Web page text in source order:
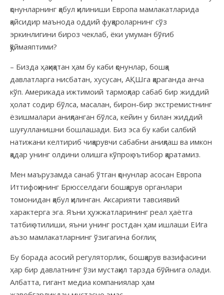
қонунларнинг қабул қилиниши Европа мамлакатларида
қайсидир маънода оддий фуқароларнинг сўз
эркинлигини бироз чеклаб, ёки умуман бўғиб
қўймаяптими?
– Бизда ҳақиқатан ҳам бу каби қонунлар, бошқа
давлатларга нисбатан, хусусан, АҚШга қараганда анча
кўп. Америкада ижтимоий тармоқлар сабаб бир жиддий
ҳолат содир бўлса, масалан, бирон-бир экстремистнинг
ёзишмалари аниқланган бўлса, кейин у билан жиддий
шуғулланишни бошлашади. Биз эса бу каби салбий
натижани келтириб чиқарувчи сабабни аниқлаш ва имкон
қадар унинг олдини олишга кўпроқ эътибор қаратамиз.
Мен маърузамда санаб ўтган қонунлар асосан Европа
Иттифоқининг Брюсселдаги бошқарув органлари
томонидан қабул қилинган. Аксарияти тавсиявий
характерга эга. Яъни ҳужжатларининг реал ҳаётга
татбиқ этилиши, яъни унинг ростдан ҳам ишлаши ЕИга
аъзо мамлакатларнинг ўзигагина боғлиқ.
Бу борада асосий регуляторлик, бошқарув вазифасини
ҳар бир давлатнинг ўзи мустақил тарзда бўйнига олади.
Албатта, гигант медиа компаниялар ҳам